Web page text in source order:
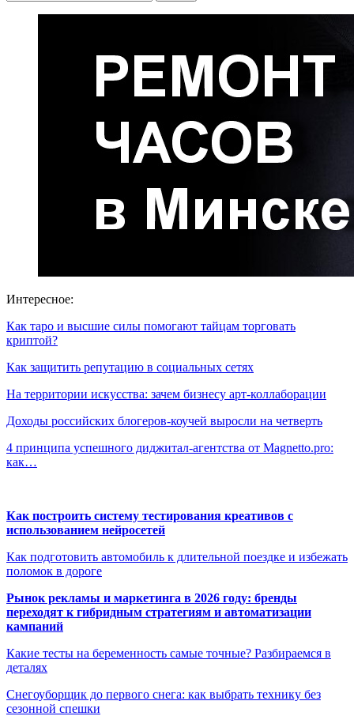
Интересное:
Как таро и высшие силы помогают тайцам торговать
криптой?
Как защитить репутацию в социальных сетях
На территории искусства: зачем бизнесу арт-коллаборации
Доходы российских блогеров-коучей выросли на четверть
4 принципа успешного диджитал-агентства от Magnetto.pro:
как…
Как построить систему тестирования креативов с
использованием нейросетей
Как подготовить автомобиль к длительной поездке и избежать
поломок в дороге
Рынок рекламы и маркетинга в 2026 году: бренды
переходят к гибридным стратегиям и автоматизации
кампаний
Какие тесты на беременность самые точные? Разбираемся в
деталях
Снегоуборщик до первого снега: как выбрать технику без
сезонной спешки